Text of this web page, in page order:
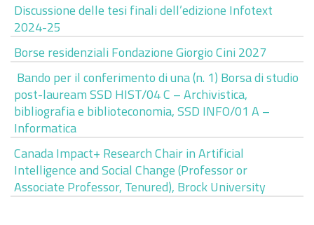
Discussione delle tesi finali dell’edizione Infotext
2024-25
Borse residenziali Fondazione Giorgio Cini 2027
Bando per il conferimento di una (n. 1) Borsa di studio
post-lauream SSD HIST/04 C – Archivistica,
bibliografia e biblioteconomia, SSD INFO/01 A –
Informatica
Canada Impact+ Research Chair in Artificial
Intelligence and Social Change (Professor or
Associate Professor, Tenured), Brock University